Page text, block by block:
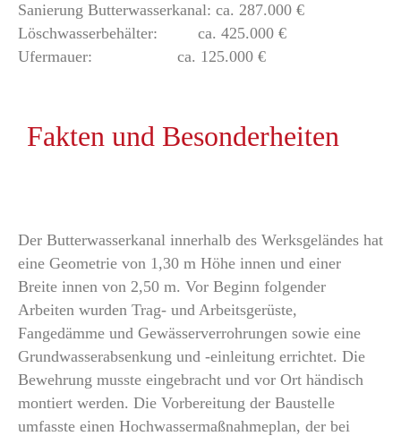
Sanierung Butterwasserkanal: ca. 287.000 €
Löschwasserbehälter: ca. 425.000 €
Ufermauer: ca. 125.000 €
Fakten und Besonderheiten
Der Butterwasserkanal innerhalb des Werksgeländes hat
eine Geometrie von 1,30 m Höhe innen und einer
Breite innen von 2,50 m. Vor Beginn folgender
Arbeiten wurden Trag- und Arbeitsgerüste,
Fangedämme und Gewässerverrohrungen sowie eine
Grundwasserabsenkung und -einleitung errichtet. Die
Bewehrung musste eingebracht und vor Ort händisch
montiert werden. Die Vorbereitung der Baustelle
umfasste einen Hochwassermaßnahmeplan, der bei